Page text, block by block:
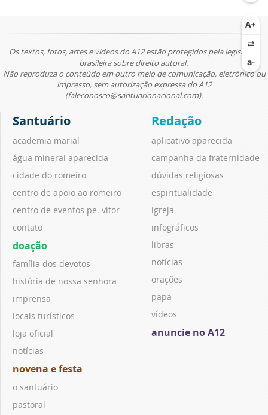
Os textos, fotos, artes e vídeos do A12 estão protegidos pela legislação
brasileira sobre direito autoral.
Não reproduza o conteúdo em outro meio de comunicação, eletrônico ou
impresso, sem autorização expressa do A12
(faleconosco@santuarionacional.com).
Santuário
academia marial
água mineral aparecida
cidade do romeiro
centro de apoio ao romeiro
centro de eventos pe. vitor
contato
doação
família dos devotos
história de nossa senhora
imprensa
locais turísticos
loja oficial
notícias
novena e festa
o santuário
pastoral
Redação
aplicativo aparecida
campanha da fraternidade
dúvidas religiosas
espiritualidade
igreja
infográficos
libras
notícias
orações
papa
vídeos
anuncie no A12